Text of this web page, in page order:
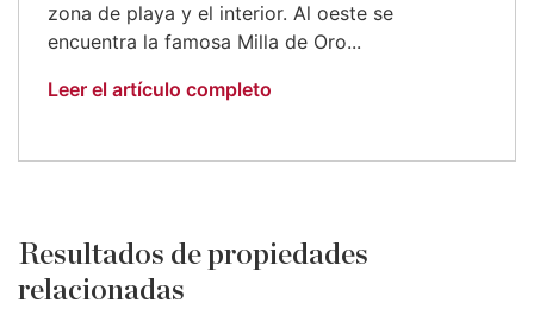
zona de playa y el interior. Al oeste se
encuentra la famosa Milla de Oro...
Leer el artículo completo
Resultados de propiedades
relacionadas